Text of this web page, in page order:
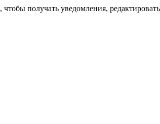
получать уведомления,